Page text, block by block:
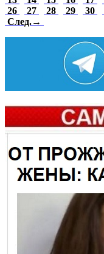
26
27 28 29 30
След.→